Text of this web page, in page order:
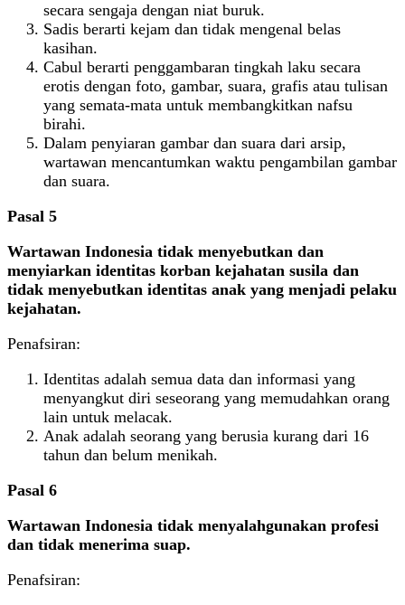
secara sengaja dengan niat buruk.
Sadis berarti kejam dan tidak mengenal belas
kasihan.
Cabul berarti penggambaran tingkah laku secara
erotis dengan foto, gambar, suara, grafis atau tulisan
yang semata-mata untuk membangkitkan nafsu
birahi.
Dalam penyiaran gambar dan suara dari arsip,
wartawan mencantumkan waktu pengambilan gambar
dan suara.
Pasal 5
Wartawan Indonesia tidak menyebutkan dan
menyiarkan identitas korban kejahatan susila dan
tidak menyebutkan identitas anak yang menjadi pelaku
kejahatan.
Penafsiran:
Identitas adalah semua data dan informasi yang
menyangkut diri seseorang yang memudahkan orang
lain untuk melacak.
Anak adalah seorang yang berusia kurang dari 16
tahun dan belum menikah.
Pasal 6
Wartawan Indonesia tidak menyalahgunakan profesi
dan tidak menerima suap.
Penafsiran: